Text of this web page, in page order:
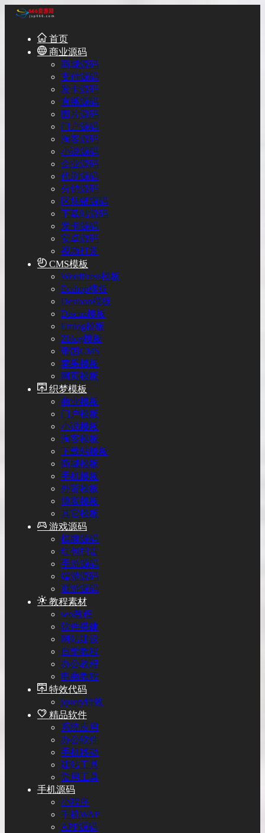
首页
商业源码
商城源码
支付源码
发卡源码
直播源码
图片源码
门户源码
淘客源码
小说源码
企业源码
代刷源码
分销源码
区块链源码
下载站源码
发卡源码
安卓源码
视频打赏
CMS模板
WordPress模板
Ecshop模板
Destoon模板
Discuz模板
Emlog模板
Zblog模板
帝国CMS
苹果模板
网页模板
织梦模板
商业模板
门户模板
小说模板
淘客模板
下载站模板
商城模板
手机模板
外贸模板
博客模板
其它模板
游戏源码
棋牌源码
红包扫雷
手游源码
端游源码
页游源码
教程素材
seo教程
软件搭建
网站建设
自学教程
办公教程
电商教程
特效代码
jquery特效
精品软件
系统应用
办公软件
手机移动
建站工具
常用工具
手机源码
小程序
手机WAP
APP源码